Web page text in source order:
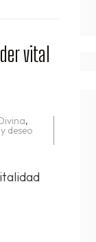
vital
,
deseo